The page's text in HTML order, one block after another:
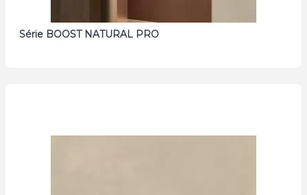
Série BOOST NATURAL PRO